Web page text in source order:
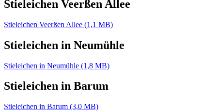
Stieleichen Veerßen Allee
Stieleichen Veerßen Allee (1,1 MB)
Stieleichen in Neumühle
Stieleichen in Neumühle (1,8 MB)
Stieleichen in Barum
Stieleichen in Barum (3,0 MB)